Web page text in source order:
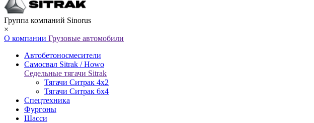
Группа компаний Sinorus
×
О компании Грузовые автомобили
Автобетоносмесители
Самосвал Sitrak / Howo
Седельные тягачи Sitrak
Тягачи Ситрак 4х2
Тягачи Ситрак 6х4
Спецтехника
Фургоны
Шасси